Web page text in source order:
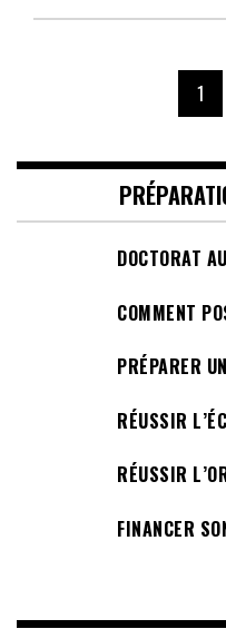
publications
Page
1
DOCTORAT
COMMENT
PRÉPARER
RÉUSSIR
RÉUSSIR
FINANCER